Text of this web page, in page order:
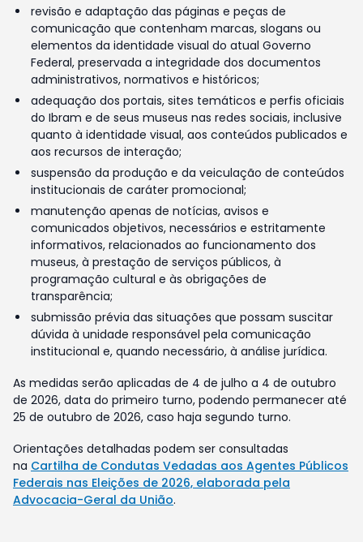
revisão e adaptação das páginas e peças de
comunicação que contenham marcas, slogans ou
elementos da identidade visual do atual Governo
Federal, preservada a integridade dos documentos
administrativos, normativos e históricos;
adequação dos portais, sites temáticos e perfis oficiais
do Ibram e de seus museus nas redes sociais, inclusive
quanto à identidade visual, aos conteúdos publicados e
aos recursos de interação;
suspensão da produção e da veiculação de conteúdos
institucionais de caráter promocional;
manutenção apenas de notícias, avisos e
comunicados objetivos, necessários e estritamente
informativos, relacionados ao funcionamento dos
museus, à prestação de serviços públicos, à
programação cultural e às obrigações de
transparência;
submissão prévia das situações que possam suscitar
dúvida à unidade responsável pela comunicação
institucional e, quando necessário, à análise jurídica.
As medidas serão aplicadas de 4 de julho a 4 de outubro
de 2026, data do primeiro turno, podendo permanecer até
25 de outubro de 2026, caso haja segundo turno.
Orientações detalhadas podem ser consultadas
na Cartilha de Condutas Vedadas aos Agentes Públicos
Federais nas Eleições de 2026, elaborada pela
Advocacia-Geral da União.